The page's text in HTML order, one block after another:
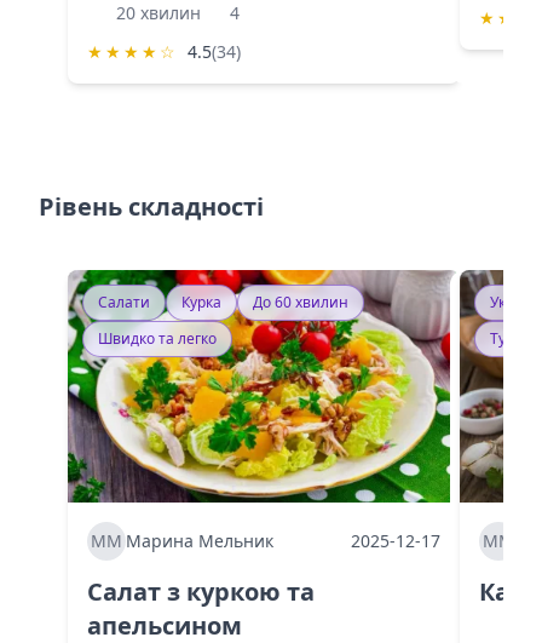
20 хвилин
4
★ ★ ★ ★ ☆ 4.5(34)
★ ★
Рівень складності
Салати Курка
До 60 хвилин
Швидко та легко
ММ Марина Мельник 2025-12-17
Салат з куркою та
апельсином
ММ